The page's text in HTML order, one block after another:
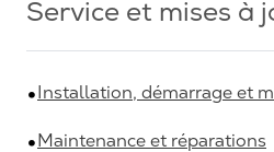
Service et mises à
Installation, démarrage et
Maintenance et réparations